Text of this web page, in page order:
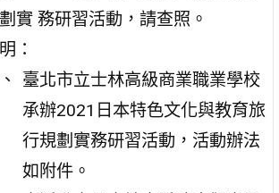
實 務研習活動，請查照。
：
臺北市立士林高級商業職業學校
承辦2021日本特色文化與教育旅
行規劃實務研習活動，活動辦法
如附件。